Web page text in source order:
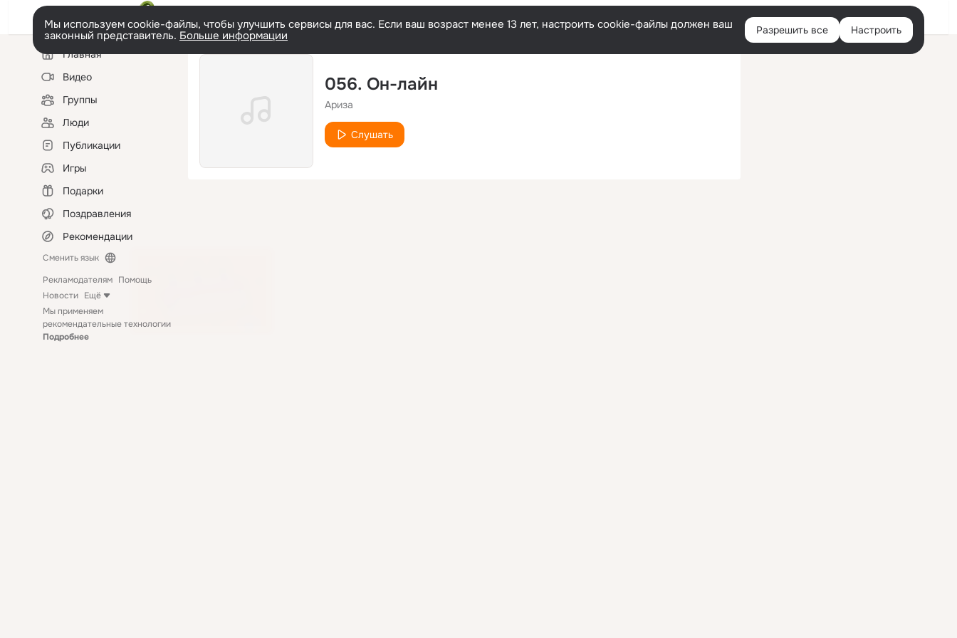
Войти
Мы используем cookie-файлы, чтобы улучшить сервисы для вас. Если ваш возраст менее 13 лет, настроить cookie-файлы должен ваш
законный представитель. Больше информации Разрешить все Настроить
Левая
колонкаГлавная
Видео
Группы
Люди
Публикации
Игры
Подарки
Поздравления
Рекомендации
Сменить язык
Рекламодателям Помощь
Новости Ещё
Мы применяем
рекомендательные технологии
Подробнее
056. Он-лайн
Ариза
Слушать